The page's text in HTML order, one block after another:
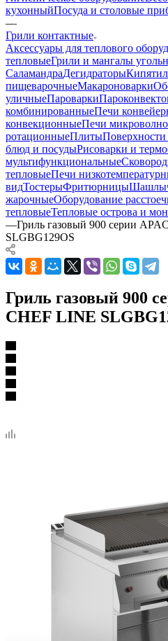
кухонныйПосуда и столовые
—
Грили контактные
Аксессуары для теплового
тепловыеГрили и мангалы
СаламандраДегидраторы
пищеварочныеМакароноварки
уличныеПароварки
комбинированныеПечи
конвекционныеПечи
ротационныеПлиты
блюд и посудыРисоварки и
мультифункциональные
тепловыеПечи
видТостерыФритюрницы
жарочныеОборудование
тепловыеТепловые острова и
—Гриль газовый 900 серии
SLGBG129OS
Гриль газовый 900
CHEF LINE